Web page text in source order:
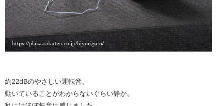
約22dBのやさしい運転音。
動いていることがわからないぐらい静か。